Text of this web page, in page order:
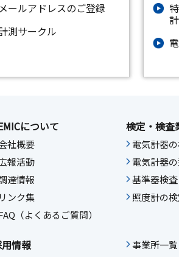
メールアドレスのご登録
測サークル
について
社概要
報活動
達情報
リンク集
（よくあるご質問）
検定・検査
電気計器
電気計器
基準器検査
照度計の
情報
事業所一覧